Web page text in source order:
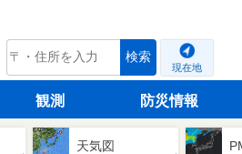
tenki.jp 検索
現在地
観測 防災情報
天気図